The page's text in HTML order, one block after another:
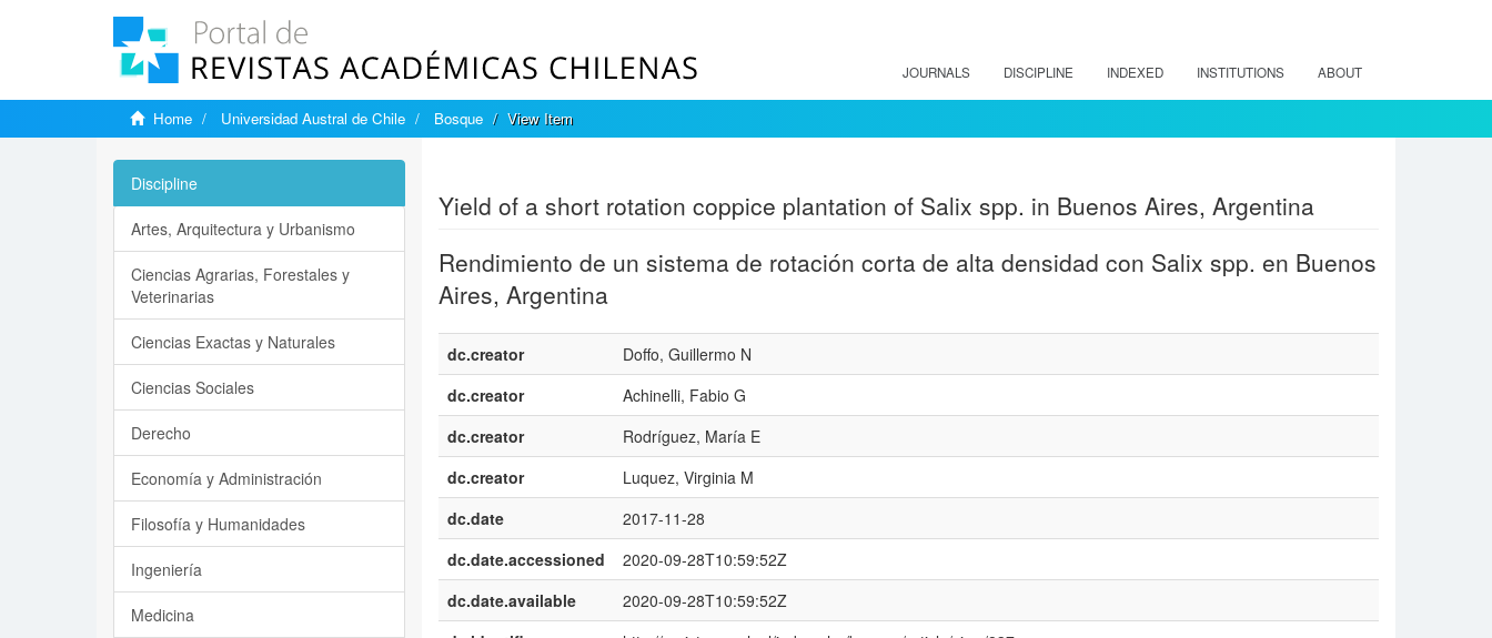
JOURNALS DISCIPLINE INDEXED INSTITUTIONS ABOUT
Home Universidad Austral de Chile Bosque View Item
Yield of a short rotation coppice plantation of Salix spp. in Buenos Aires, Argentina
Rendimiento de un sistema de rotación corta de alta densidad con Salix spp. en Buenos
Aires, Argentina
dc.creator
Doffo, Guillermo N
dc.creator
Achinelli, Fabio G
dc.creator
Rodríguez, María E
dc.creator
Luquez, Virginia M
dc.date
2017-11-28
dc.date.accessioned
2020-09-28T10:59:52Z
dc.date.available
2020-09-28T10:59:52Z
Discipline
Artes, Arquitectura y Urbanismo
Ciencias Agrarias, Forestales y
Veterinarias
Ciencias Exactas y Naturales
Ciencias Sociales
Derecho
Economía y Administración
Filosofía y Humanidades
Ingeniería
Medicina